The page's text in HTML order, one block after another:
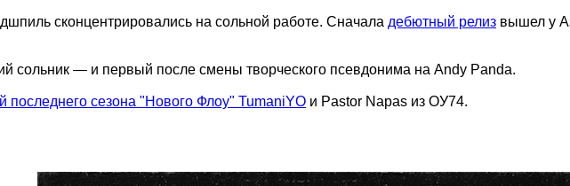
сконцентрировались на сольной работе. Сначала дебютный релиз вышел у
сольник — и первый после смены творческого псевдонима на Andy Panda.
последнего сезона "Нового Флоу" TumaniYO и Pastor Napas из ОУ74.